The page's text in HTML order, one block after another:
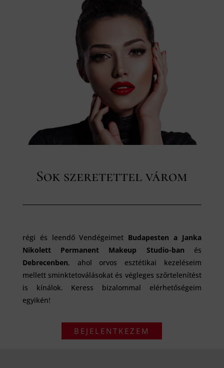
Sok szeretettel várom
régi és leendő Vendégeimet Budapesten a Janka
Nikolett Permanent Makeup Studio-ban és
Debrecenben, ahol orvos esztétikai kezeléseim
mellett sminktetoválásokat és végleges szőrtelenítést
is kínálok. Keress bizalommal elérhetőségeim
egyikén!
BEJELENTKEZEM